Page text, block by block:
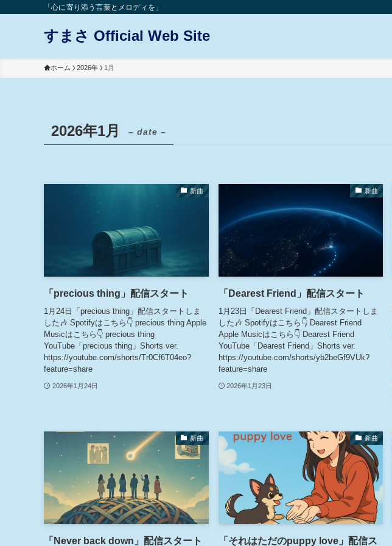
「心に寄り添う言葉とメロディを」
すまさ Official Web Site
ホーム 2026年 1月
2026年1月 – date –
新曲
「precious thing」配信スタート
1月24日「precious thing」配信スタートしま
した🎶 Spotifyはこちら👇 precious thing Apple
Musicはこちら👇 precious thing
YouTube「precious thing」Shorts ver.
https://youtube.com/shorts/Tr0Cf6T04eo?
feature=share
2026年1月24日
新曲
「Dearest Friend」配信スタート
1月23日「Dearest Friend」配信スタートしま
した🎶 Spotifyはこちら👇 Dearest Friend
Apple Musicはこちら👇 Dearest Friend
YouTube「Dearest Friend」Shorts ver.
https://youtube.com/shorts/yb2beGf9VUk?
feature=share
2026年1月23日
新曲
「Never back down」配信スタート
新曲
「それはただのpuppy love」配信ス